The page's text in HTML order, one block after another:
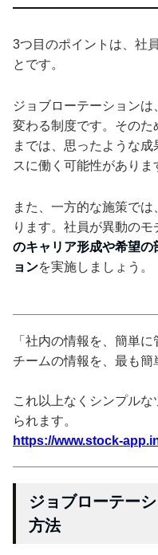
3つ目のポイントは、社
とです。
ジョブローテーションは
変わる制度です。そのた
までは、思ったような
スに働く可能性がありま
また、一方的な施策で
ります。社員が異動のモ
のキャリア形成や希望
ョンを実施しましょう。
「社内の情報を、簡単
チームの情報を、最も簡
これ以上なくシンプル
られます。
https://www.stock-
ジョブローテー
方法